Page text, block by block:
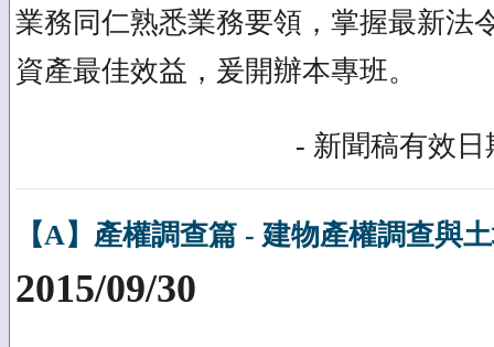
業務同仁熟悉業務要領，掌握最新法
資產最佳效益，爰開辦本專班。
- 新聞稿有效日
【A】產權調查篇 - 建物產權調查與
2015/09/30